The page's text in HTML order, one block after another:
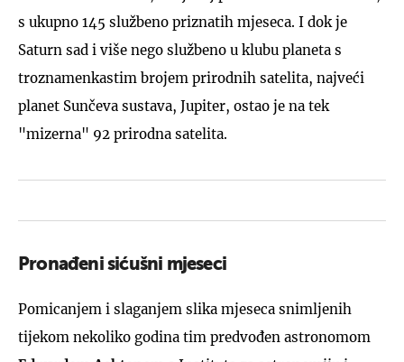
s ukupno 145 službeno priznatih mjeseca. I dok je
Saturn sad i više nego službeno u klubu planeta s
troznamenkastim brojem prirodnih satelita, najveći
planet Sunčeva sustava, Jupiter, ostao je na tek
"mizerna" 92 prirodna satelita.
Pronađeni sićušni mjeseci
Pomicanjem i slaganjem slika mjeseca snimljenih
tijekom nekoliko godina tim predvođen astronomom